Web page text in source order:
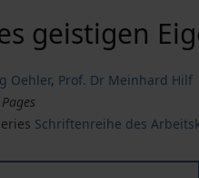
geistigen
Oehler, Prof. Dr Meinhard Hilf
Schriftenreihe des